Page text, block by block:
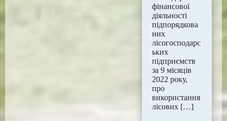
фінансової
діяльності
підпорядкова
них
лісогосподарс
ьких
підприємств
за 9 місяців
2022 року,
про
використання
лісових […]